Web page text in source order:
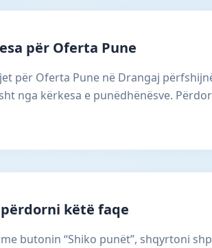
për Oferta Pune
për Oferta Pune në Drangaj
nga kërkesa e punëdhënësve.
këtë faqe
butonin “Shiko punët”, shqyrtoni